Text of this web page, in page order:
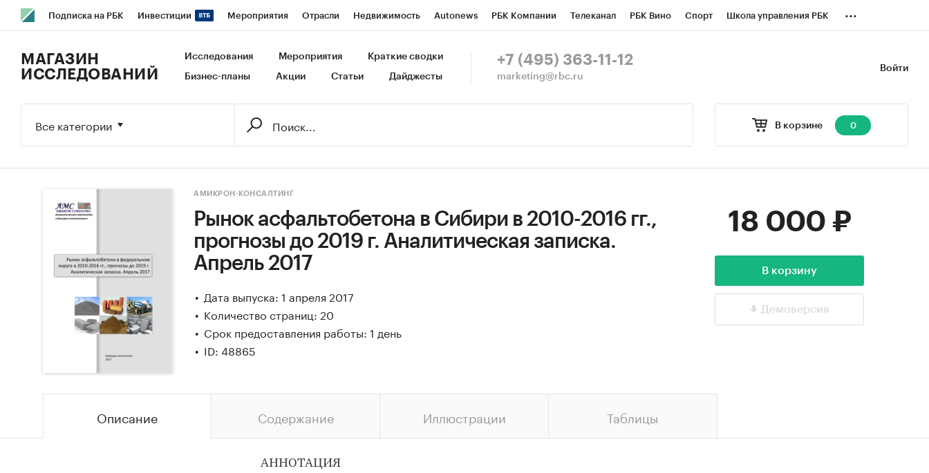
Подписка на РБК Инвестиции Мероприятия Отрасли Недвижимость Autonews РБК Компании Телеканал РБК Вино Спорт Школа управления РБК
Исследования Кредитные рейтинги Франшизы Газета Спецпроекты СПб Конференции СПб Спецпроекты
...
Войти
МАГАЗИН
ИССЛЕДОВАНИЙ
Исследования Мероприятия Краткие сводки
Бизнес-планы Акции Статьи Дайджесты
+7 (495) 363-11-12
marketing@rbc.ru
В корзине 0
Все категории
АМИКРОН-КОНСАЛТИНГ
Рынок асфальтобетона в Сибири в 2010-2016 гг.,
прогнозы до 2019 г. Аналитическая записка.
Апрель 2017
Дата выпуска: 1 апреля 2017
Количество страниц: 20
Срок предоставления работы: 1 день
ID: 48865
18 000 ₽
В корзину
Демоверсия
Описание Содержание Иллюстрации Таблицы
АННОТАЦИЯ